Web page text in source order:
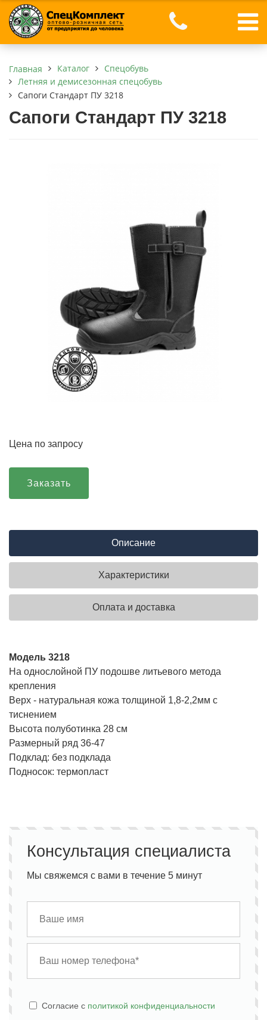
Главная Каталог
Спецобувь
Летняя и демисезонная спецобувь
Сапоги Стандарт ПУ 3218
Сапоги Стандарт ПУ 3218
Цена по запросу
Заказать
Описание
Характеристики
Оплата и доставка
Модель 3218
На однослойной ПУ подошве литьевого метода
крепления
Верх - натуральная кожа толщиной 1,8-2,2мм с
тиснением
Высота полуботинка 28 см
Размерный ряд 36-47
Подклад: без подклада
Подносок: термопласт
Консультация специалиста
Мы свяжемся с вами в течение 5 минут
Cогласие с политикой конфиденциальности